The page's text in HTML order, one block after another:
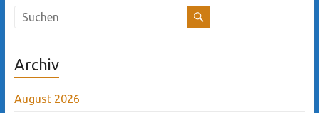
Archiv
August 2026